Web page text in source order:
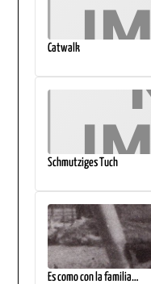
Catwalk
Schmutziges Tuch
Es como con la familia…